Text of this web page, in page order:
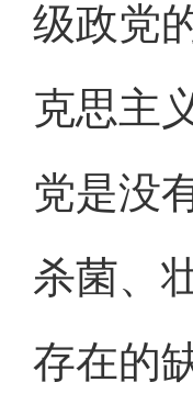
级政党
克思主
党是没
杀菌、
存在的